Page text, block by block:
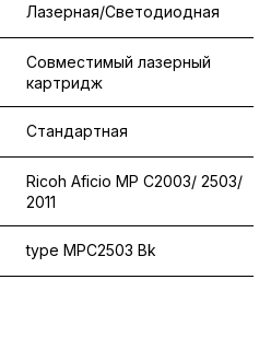
Лазерная/Светодиодная
Совместимый лазерный
картридж
Стандартная
Ricoh Aficio MP C2003/ 2503/
2011
type MPC2503 Bk